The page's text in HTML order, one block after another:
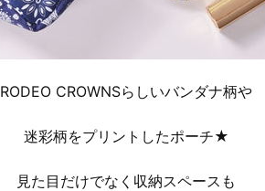
RODEO CROWNSらしいバンダナ柄や
迷彩柄をプリントしたポーチ★
見た目だけでなく収納スペースも